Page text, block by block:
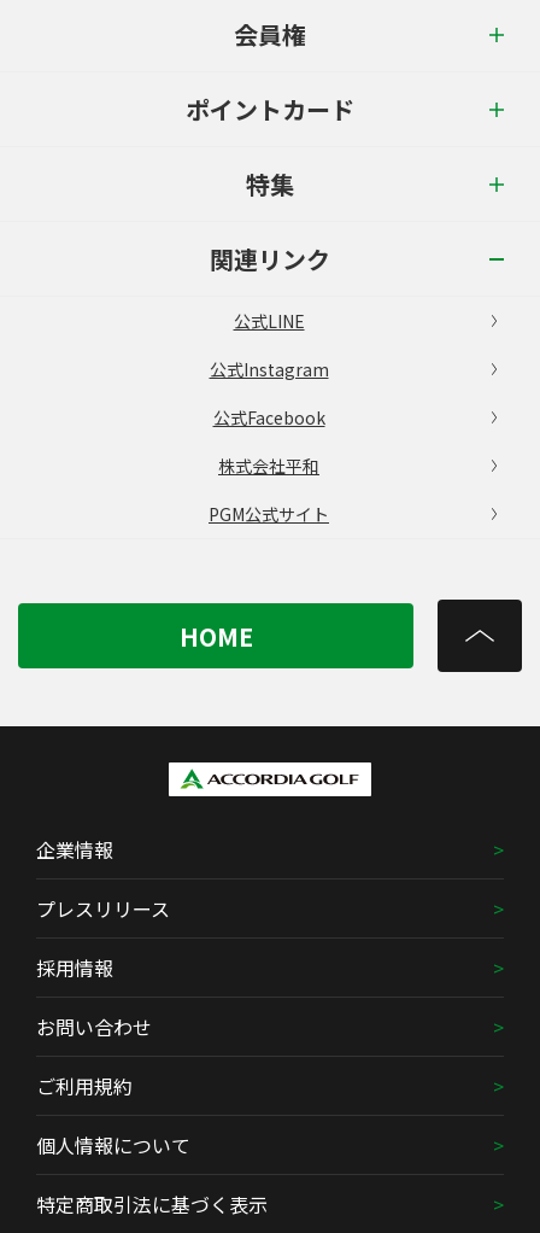
会員権
ポイントカード
特集
関連リンク
公式LINE
公式Instagram
公式Facebook
株式会社平和
PGM公式サイト
HOME
企業情報
プレスリリース
採用情報
お問い合わせ
ご利用規約
個人情報について
特定商取引法に基づく表示